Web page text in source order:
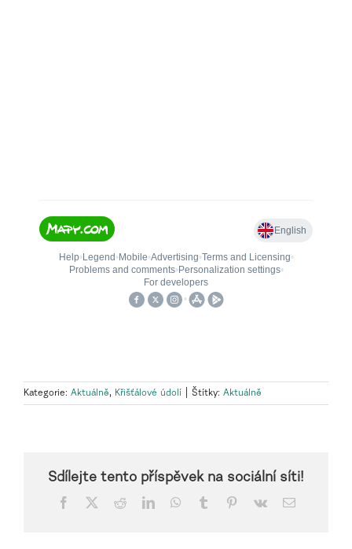
Kategorie: Aktuálně, Křišťálové údolí Štítky: Aktuálně
Sdílejte tento příspěvek na sociální síti!
Facebook RedditLinkedInWhatsApp
Tumblr Pinterest
Vk
E-